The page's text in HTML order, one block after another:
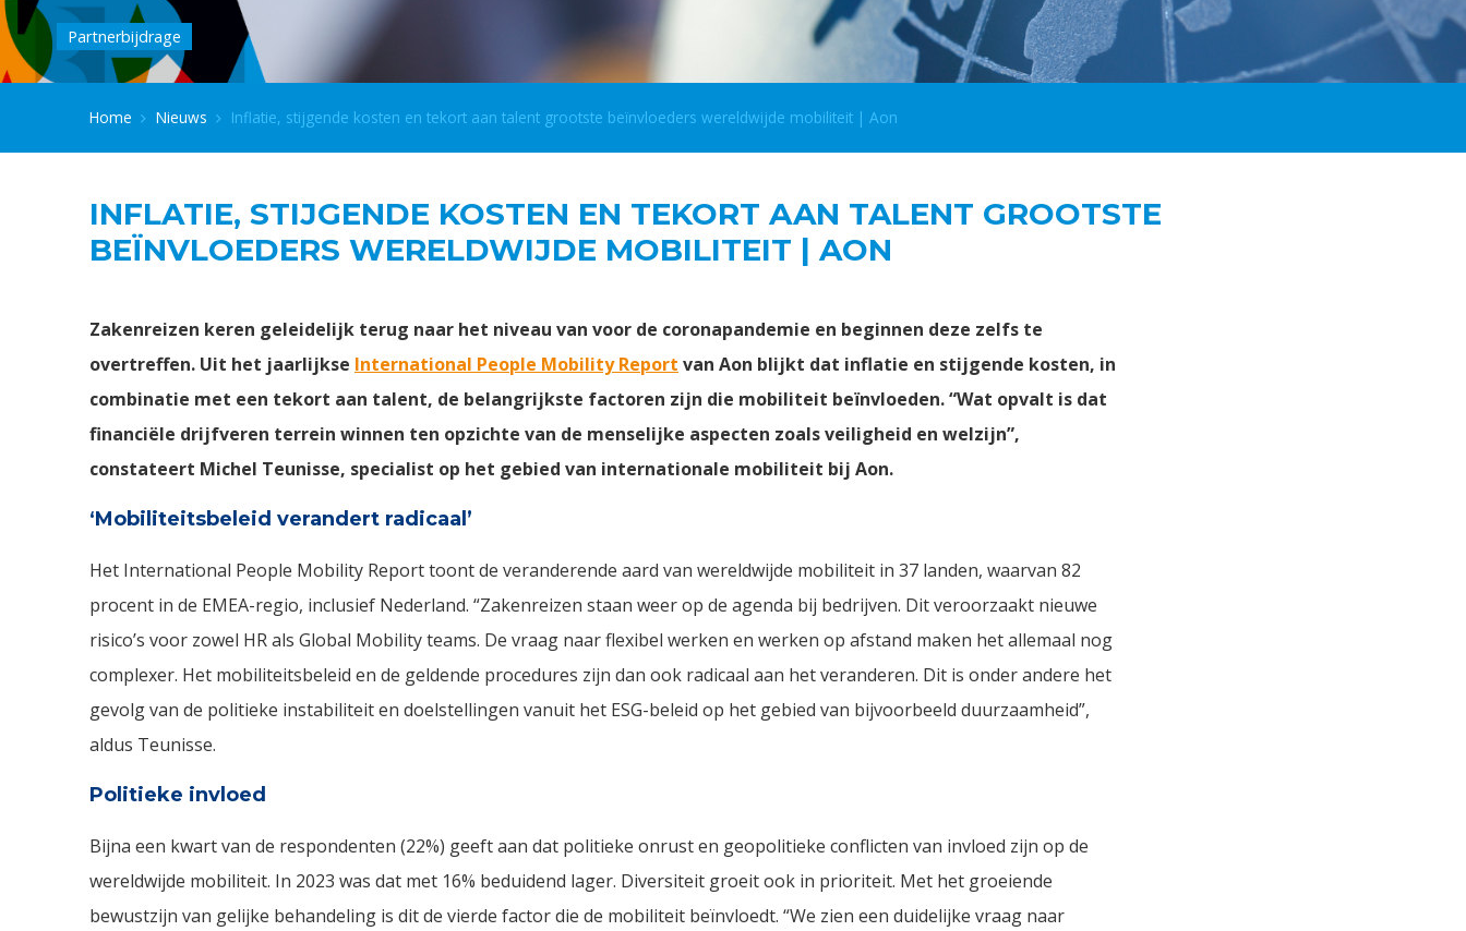
Partnerbijdrage
Home Nieuws Inflatie, stijgende kosten en tekort aan talent grootste beïnvloeders wereldwijde mobiliteit | Aon
INFLATIE, STIJGENDE KOSTEN EN TEKORT AAN TALENT GROOTSTE
BEÏNVLOEDERS WERELDWIJDE MOBILITEIT | AON
Zakenreizen keren geleidelijk terug naar het niveau van voor de coronapandemie en beginnen deze zelfs te
overtreffen. Uit het jaarlijkse International People Mobility Report van Aon blijkt dat inflatie en stijgende kosten, in
combinatie met een tekort aan talent, de belangrijkste factoren zijn die mobiliteit beïnvloeden. “Wat opvalt is dat
financiële drijfveren terrein winnen ten opzichte van de menselijke aspecten zoals veiligheid en welzijn”,
constateert Michel Teunisse, specialist op het gebied van internationale mobiliteit bij Aon.
‘Mobiliteitsbeleid verandert radicaal’
Het International People Mobility Report toont de veranderende aard van wereldwijde mobiliteit in 37 landen, waarvan 82
procent in de EMEA-regio, inclusief Nederland. “Zakenreizen staan weer op de agenda bij bedrijven. Dit veroorzaakt nieuwe
risico’s voor zowel HR als Global Mobility teams. De vraag naar flexibel werken en werken op afstand maken het allemaal nog
complexer. Het mobiliteitsbeleid en de geldende procedures zijn dan ook radicaal aan het veranderen. Dit is onder andere het
gevolg van de politieke instabiliteit en doelstellingen vanuit het ESG-beleid op het gebied van bijvoorbeeld duurzaamheid”,
aldus Teunisse.
Politieke invloed
Bijna een kwart van de respondenten (22%) geeft aan dat politieke onrust en geopolitieke conflicten van invloed zijn op de
wereldwijde mobiliteit. In 2023 was dat met 16% beduidend lager. Diversiteit groeit ook in prioriteit. Met het groeiende
bewustzijn van gelijke behandeling is dit de vierde factor die de mobiliteit beïnvloedt. “We zien een duidelijke vraag naar